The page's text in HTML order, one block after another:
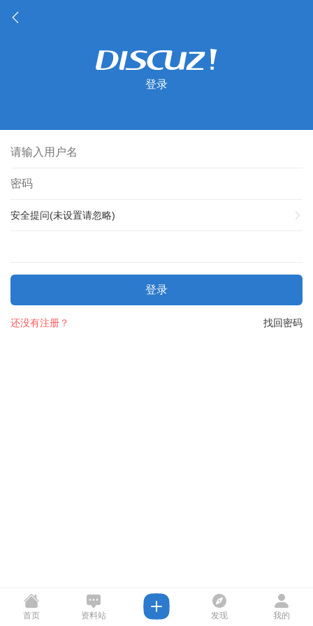
登录
安全提问(未设置请忽略)
登录
找回密码
还没有注册？
首页 资料站 发现 我的